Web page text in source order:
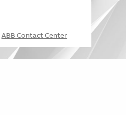
ABB Contact Center